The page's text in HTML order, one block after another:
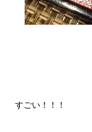
すごい！！！